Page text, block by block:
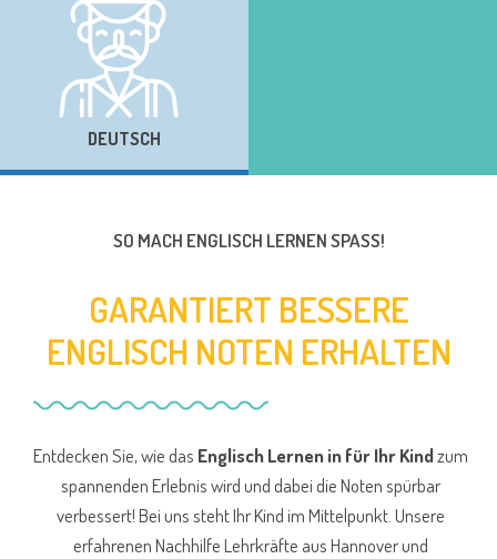
DEUTSCH
SO MACH ENGLISCH LERNEN SPASS!
GARANTIERT BESSERE
ENGLISCH NOTEN ERHALTEN
Entdecken Sie, wie das Englisch Lernen in für Ihr Kindzum
spannenden Erlebnis wird und dabei die Noten spürbar
verbessert! Bei uns steht Ihr Kind im Mittelpunkt. Unsere
erfahrenen Nachhilfe Lehrkräfte aus Hannover und